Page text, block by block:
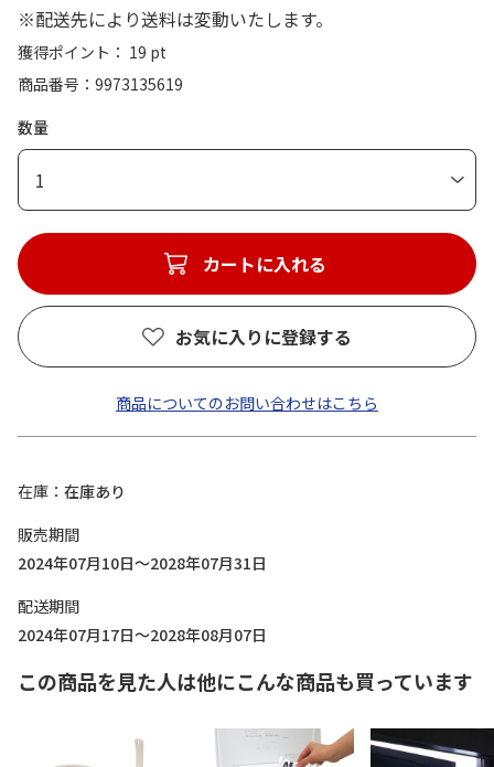
※配送先により送料は変動いたします。
獲得ポイント： 19 pt
商品番号
9973135619
数量
1
カートに入れる
お気に入りに登録する
商品についてのお問い合わせはこちら
在庫
在庫あり
販売期間
2024年07月10日～2028年07月31日
配送期間
2024年07月17日～2028年08月07日
この商品を見た人は他にこんな商品も買っています